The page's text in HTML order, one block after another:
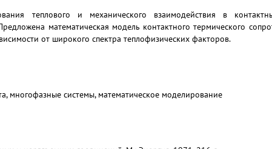
теплового и механического взаимодействия в
математическая модель контактного термического
от широкого спектра теплофизических факторов.
многофазные системы, математическое моделирование